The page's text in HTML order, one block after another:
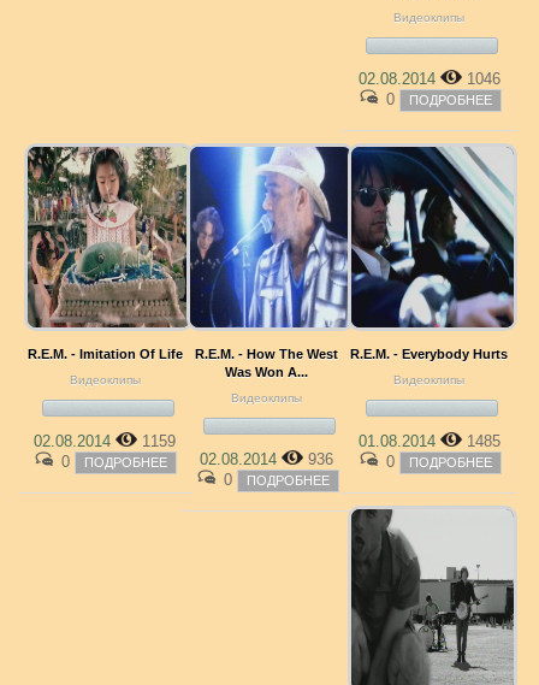
Видеоклипы
02.08.2014
1046
0
ПОДРОБНЕЕ
R.E.M. - Imitation Of Life
Видеоклипы
02.08.2014
1159
0
ПОДРОБНЕЕ
R.E.M. - How The West
Was Won A...
Видеоклипы
02.08.2014
936
0
ПОДРОБНЕЕ
R.E.M. - Everybody Hurts
Видеоклипы
01.08.2014
1485
0
ПОДРОБНЕЕ